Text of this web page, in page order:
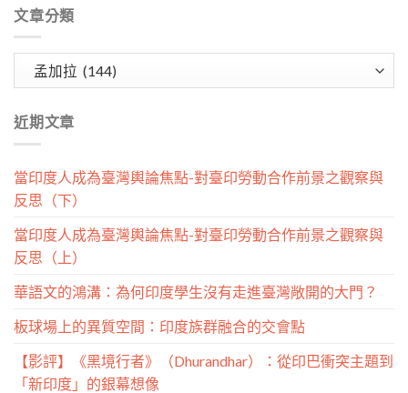
文章分類
類
近期文章
當印度人成為臺灣輿論焦點-對臺印勞動合作前景之觀察與
反思（下）
當印度人成為臺灣輿論焦點-對臺印勞動合作前景之觀察與
反思（上）
華語文的鴻溝：為何印度學生沒有走進臺灣敞開的大門？
板球場上的異質空間：印度族群融合的交會點
【影評】《黑境行者》（Dhurandhar）：從印巴衝突主題到
「新印度」的銀幕想像